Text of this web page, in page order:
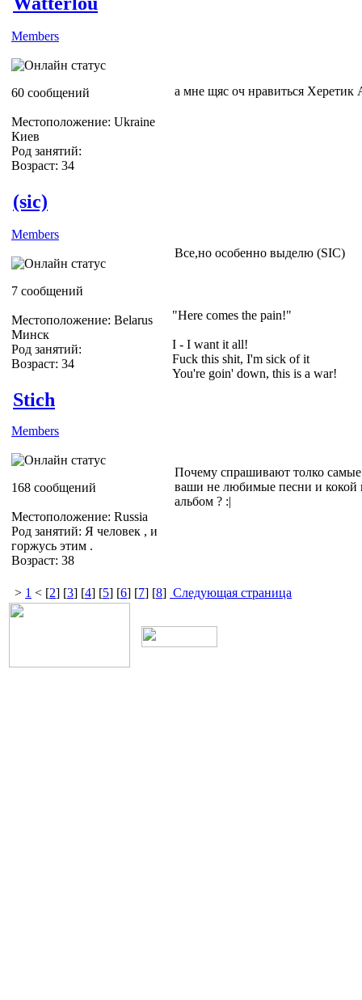
Members
60 сообщений
Местоположение: Ukraine
Киев
Род занятий:
Возраст: 34
а мне щяс оч нравиться
(sic)
Members
7 сообщений
Местоположение: Belarus
Минск
Род занятий:
Возраст: 34
Все,но особенно выделю (SIC)
"Here comes the pain!"
I - I want it all!
Fuck this shit, I'm sick of it
You're goin' down, this is a war!
Stich
Members
168 сообщений
Местоположение: Russia
Род занятий: Я человек , и
горжусь этим .
Возраст: 38
Почему спрашивают толко
ваши не любимые песни и
альбом ? :|
> 1 < [2] [3] [4] [5] [6] [7] [8] Следующая страница